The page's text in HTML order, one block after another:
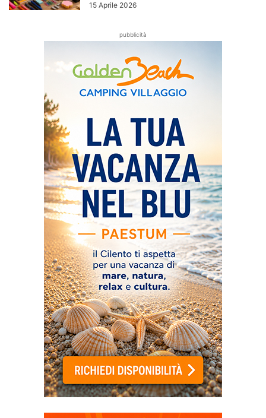
15 Aprile 2026
pubblicità